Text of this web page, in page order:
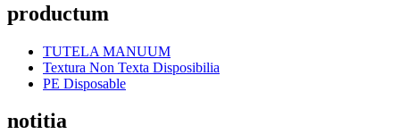
productum
TUTELA MANUUM
Textura Non Texta Disposibilia
PE Disposable
notitia